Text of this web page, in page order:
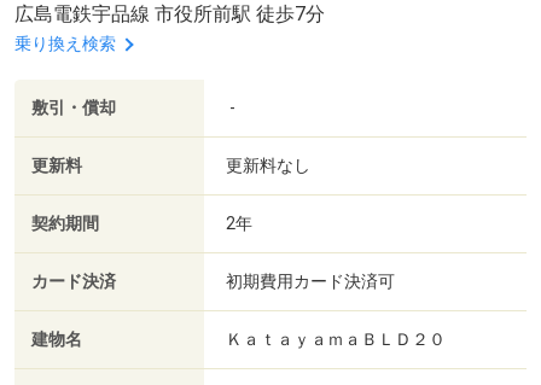
広島電鉄宇品線 市役所前駅 徒歩7分
乗り換え検索
敷引・償却 -
更新料 更新料なし
契約期間 2年
カード決済 初期費用カード決済可
建物名 ＫａｔａｙａｍａＢＬＤ２０